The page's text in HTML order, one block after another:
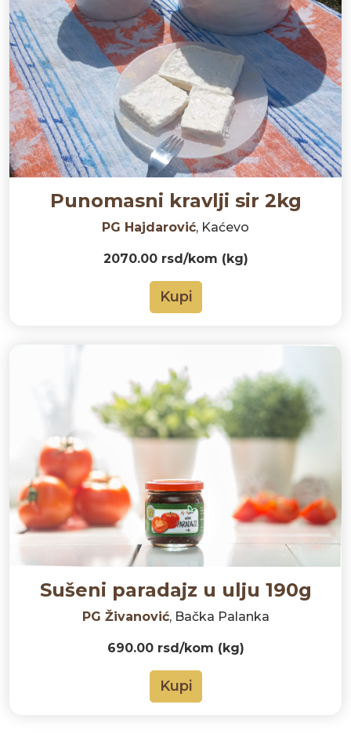
Punomasni kravlji sir 2kg
PG Hajdarović, Kaćevo
2070.00 rsd/kom (kg)
Kupi
Sušeni paradajz u ulju 190g
PG Živanović, Bačka Palanka
690.00 rsd/kom (kg)
Kupi